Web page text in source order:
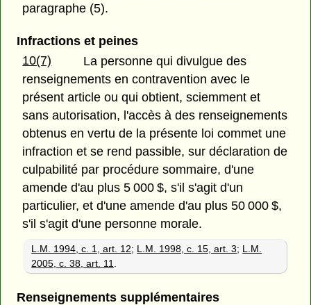
paragraphe (5).
Infractions et peines
10(7)
La personne qui divulgue des
renseignements en contravention avec le
présent article ou qui obtient, sciemment et
sans autorisation, l'accès à des renseignements
obtenus en vertu de la présente loi commet une
infraction et se rend passible, sur déclaration de
culpabilité par procédure sommaire, d'une
amende d'au plus 5 000 $, s'il s'agit d'un
particulier, et d'une amende d'au plus 50 000 $,
s'il s'agit d'une personne morale.
L.M. 1994, c. 1, art. 12; L.M. 1998, c. 15, art. 3; L.M.
2005, c. 38, art. 11
Renseignements supplémentaires